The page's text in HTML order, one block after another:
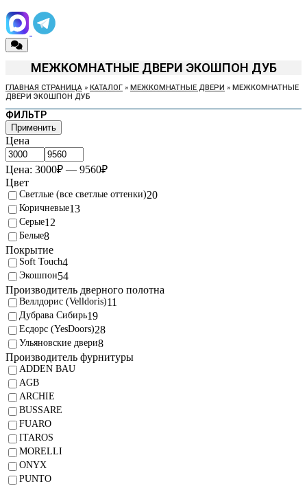
МЕЖКОМНАТНЫЕ ДВЕРИ ЭКОШПОН ДУБ
ГЛАВНАЯ СТРАНИЦА » КАТАЛОГ » МЕЖКОМНАТНЫЕ ДВЕРИ » МЕЖКОМНАТНЫЕ
ДВЕРИ ЭКОШПОН ДУБ
ФИЛЬТР
Применить
Цена
Цена: 3000₽ — 9560₽
Цвет
Светлые (все светлые оттенки)20
Коричневые13
Серые12
Белые8
Покрытие
Soft Touch4
Экошпон54
Производитель дверного полотна
Веллдорис (Velldoris)11
Дубрава Сибирь19
Есдорс (YesDoors)28
Ульяновские двери8
Производитель фурнитуры
ADDEN BAU
AGB
ARCHIE
BUSSARE
FUARO
ITAROS
MORELLI
ONYX
PUNTO